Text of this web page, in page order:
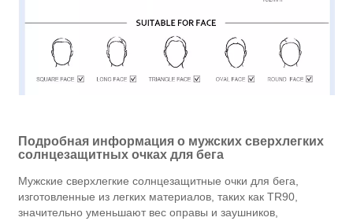
Подробная информация о мужских сверхлегких
солнцезащитных очках для бега
Мужские сверхлегкие солнцезащитные очки для бега,
изготовленные из легких материалов, таких как TR90,
значительно уменьшают вес оправы и заушников,